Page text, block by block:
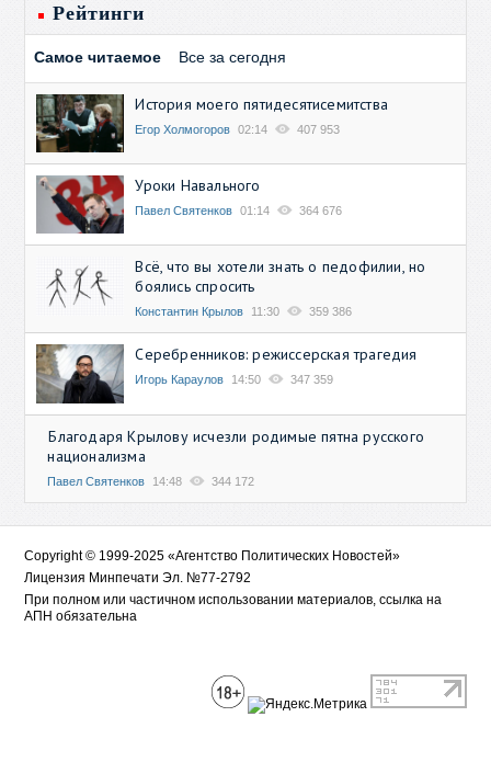
Рейтинги
Самое читаемое Все за сегодня
История моего пятидесятисемитства
Егор Холмогоров 02:14 407 953
Уроки Навального
Павел Святенков 01:14 364 676
Всё, что вы хотели знать о педофилии, но
боялись спросить
Константин Крылов 11:30 359 386
Серебренников: режиссерская трагедия
Игорь Караулов 14:50 347 359
Благодаря Крылову исчезли родимые пятна русского
национализма
Павел Святенков 14:48 344 172
Copyright © 1999-2025 «Агентство Политических Новостей»
Лицензия Минпечати Эл. №77-2792
При полном или частичном использовании материалов, ссылка на
АПН обязательна